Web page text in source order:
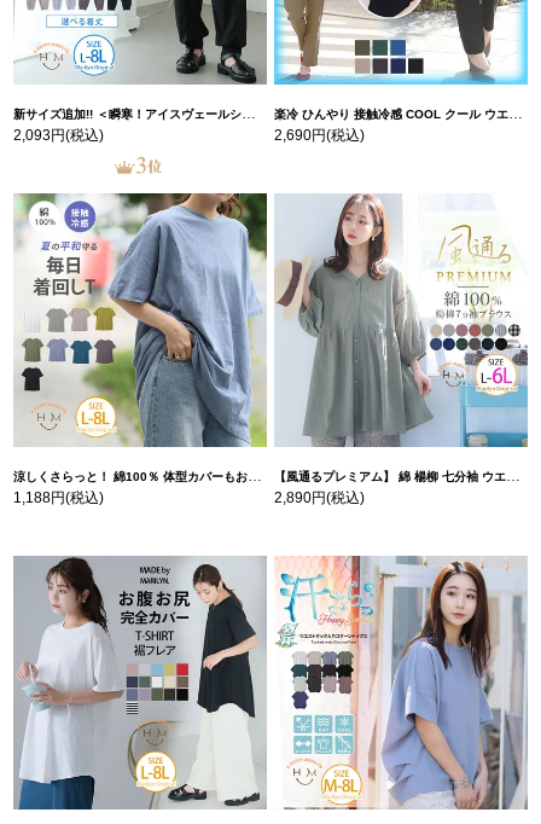
新サイズ追加!! ＜瞬寒！アイスヴェールシリーズ＞ 美脚 ジョガーパンツ 【ウェストゴム】 【ストレッチ】 | 大きいサイズの通販ならハッピーマリリン
2,093円(税込)
楽冷 ひんやり 接触冷感 COOL クール ウエストゴム 楽ちん ストレッチ 美脚 レギパン 【ストレッチ】 | 大きいサイズの通販ならハッピーマリリン
2,690円(税込)
涼しくさらっと！ 綿100％ 体型カバーもお洒落も叶える 風合いコットン ゆるシルエット ドルマン | 大きいサイズの通販ならハッピーマリリン
1,188円(税込)
【風通るプレミアム】 綿 楊柳 七分袖 ウエストギャザー ブラウス | 大きいサイズの通販ならハッピーマリリン
2,890円(税込)